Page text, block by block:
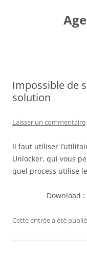
Impossible de
solution
Laisser un commentaire
Il faut utiliser
Unlocker, qui vous
quel process utilise
Download :
Cette entrée a été